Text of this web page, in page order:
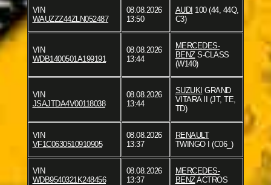
VIN
WAUZZZ44ZLN052487
08.08.2026
13:50
AUDI 100 (44, 44Q,
C3)
VIN
WDB1400501A199191
08.08.2026
13:44
MERCEDES-
BENZS-CLASS
(W140)
VIN
JSAJTDA4V00118038
08.08.2026
13:44
SUZUKI GRAND
VITARA II (JT, TE,
TD)
VIN
VF1C0630510910905
08.08.2026
13:37
RENAULT
TWINGO I (C06_)
VIN
WDB9540321K248456
08.08.2026
13:37
MERCEDES-
BENZACTROS